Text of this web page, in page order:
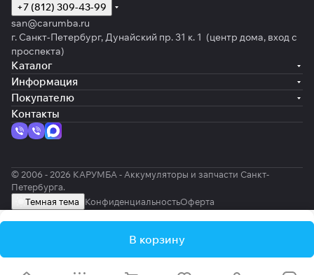
В корзину
+7 (812) 309-43-99
san@carumba.ru
г. Санкт-Петербург, Дунайский пр. 31 к. 1 (центр дома, вход с
проспекта)
Каталог
Информация
Покупателю
Контакты
© 2006 - 2026 КАРУМБА - Аккумуляторы и запчасти Санкт-
Петербурга.
Темная тема КонфиденциальностьОферта